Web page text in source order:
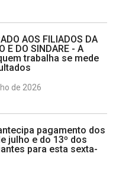
AOS FILIADOS DA
E DO SINDARE - A
trabalha se mede
de 2026
pagamento dos
julho e do 13º dos
para esta sexta-